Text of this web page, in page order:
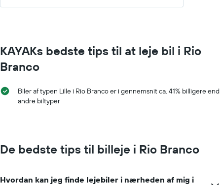
KAYAKs bedste tips til at leje bil i Rio
Branco
Biler af typen Lille i Rio Branco er i gennemsnit ca. 41% billigere end
andre biltyper
De bedste tips til billeje i Rio Branco
Hvordan kan jeg finde lejebiler i nærheden af mig i